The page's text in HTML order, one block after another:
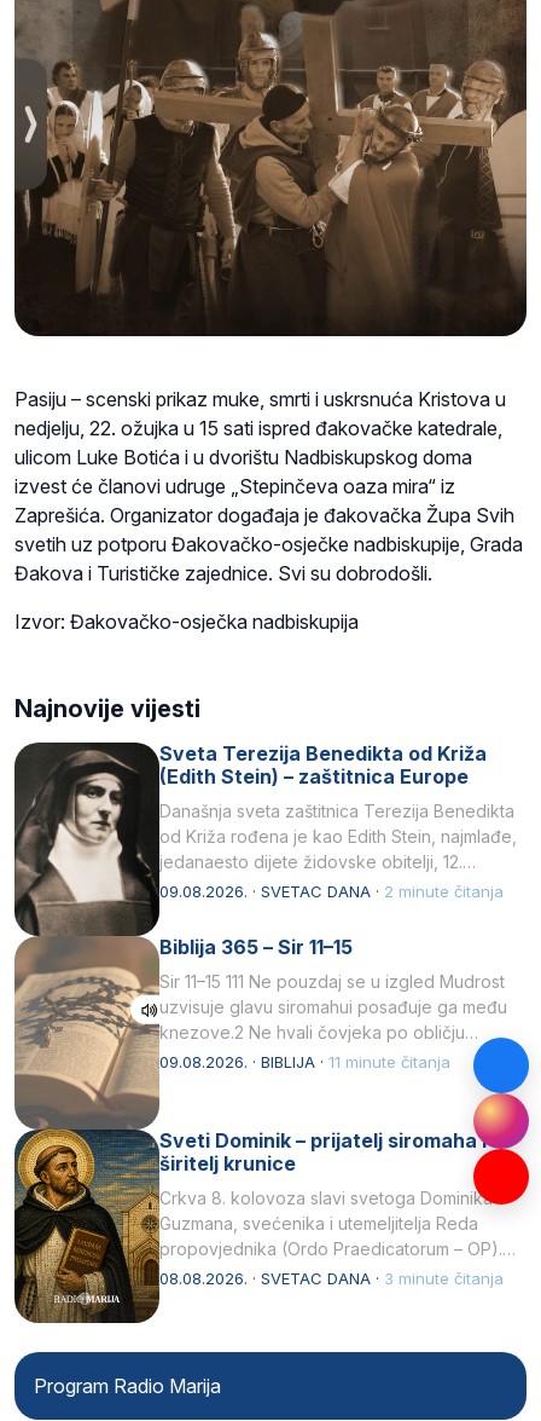
Pasiju – scenski prikaz muke, smrti i uskrsnuća Kristova u
nedjelju, 22. ožujka u 15 sati ispred đakovačke katedrale,
ulicom Luke Botića i u dvorištu Nadbiskupskog doma
izvest će članovi udruge „Stepinčeva oaza mira“ iz
Zaprešića. Organizator događaja je đakovačka Župa Svih
svetih uz potporu Đakovačko-osječke nadbiskupije, Grada
Đakova i Turističke zajednice. Svi su dobrodošli.
Izvor: Đakovačko-osječka nadbiskupija
Najnovije vijesti
Sveta Terezija Benedikta od Križa
(Edith Stein) – zaštitnica Europe
Današnja sveta zaštitnica Terezija Benedikta
od Križa rođena je kao Edith Stein, najmlađe,
jedanaesto dijete židovske obitelji, 12.
listopada 1891, u Wrocławu…
09.08.2026. · SVETAC DANA · 2 minute čitanja
Biblija 365 – Sir 11–15
Sir 11–15 111 Ne pouzdaj se u izgled Mudrost
uzvisuje glavu siromahui posađuje ga među
knezove.2 Ne hvali čovjeka po obličju
njegovui…
09.08.2026. · BIBLIJA · 11 minute čitanja
Sveti Dominik – prijatelj siromaha i
širitelj krunice
Crkva 8. kolovoza slavi svetoga Dominika
Guzmana, svećenika i utemeljitelja Reda
propovjednika (Ordo Praedicatorum – OP).
Svojim životom, dubokom ljubavlju prema
08.08.2026. · SVETAC DANA · 3 minute čitanja
Program Radio Marija